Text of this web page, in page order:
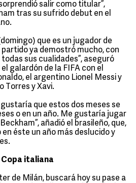
salir como titular”,
tras su sufrido debut en el
que es un jugador de
ya demostró mucho, con
sus cualidades”, aseguró
galardón de la FIFA con el
el argentino Lionel Messi y
Torres y Xavi.
que estos dos meses se
o en un año. Me gustaría jugar
añadió el brasileño, que,
éste un año más deslucido y
Copa italiana
de Milán, buscará hoy su pase a